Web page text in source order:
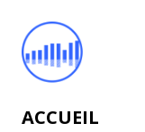
ACCUEIL